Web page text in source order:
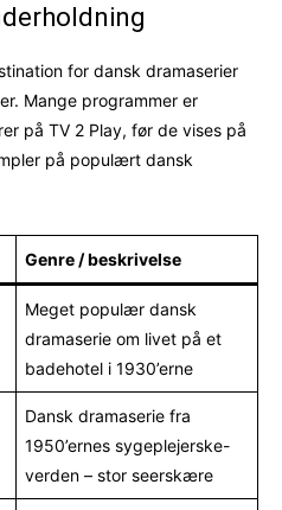
for dansk dramaserier
Mange programmer er
på TV 2 Play, før de vises på
på populært dansk
Genre / beskrivelse
Meget populær dansk
dramaserie om livet på et
badehotel i 1930’erne
Dansk dramaserie fra
1950’ernes sygeplejerske-
verden – stor seerskære